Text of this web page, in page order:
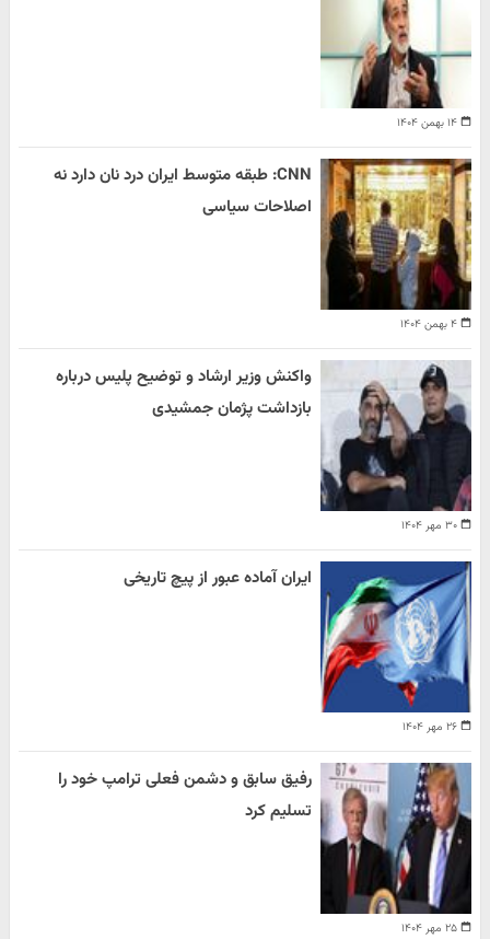
۱۴ بهمن ۱۴۰۴
۴ بهمن ۱۴۰۴
CNN: طبقه متوسط ایران درد نان دارد نه
اصلاحات سیاسی
۳۰ مهر ۱۴۰۴
واکنش وزیر ارشاد و توضیح پلیس درباره
بازداشت پژمان جمشیدی
۲۶ مهر ۱۴۰۴
ایران آماده عبور از پیچ تاریخی
۲۵ مهر ۱۴۰۴
رفیق سابق و دشمن فعلی ترامپ خود را
تسلیم کرد